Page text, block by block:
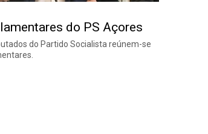
do PS Açores
do Partido Socialista reúnem-se